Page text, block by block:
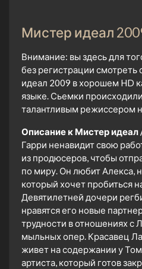
Мистер идеал
Внимание: вы здесь для
без регистрации
идеал 2009 в хорошем HD
языке. Сьемки
талантливым режиссером
Описание к Мистер идеал
Гарри ненавидит свою
из продюсеров, чтобы
по миру. Он любит Алекса,
который хочет пробиться
Девятилетней дочери
нравятся его новые
трудности в отношениях с
мыльных опер. Красавец
живет на содержании у
артиста, который готов